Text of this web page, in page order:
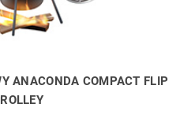
ANACONDA COMPACT FLIP